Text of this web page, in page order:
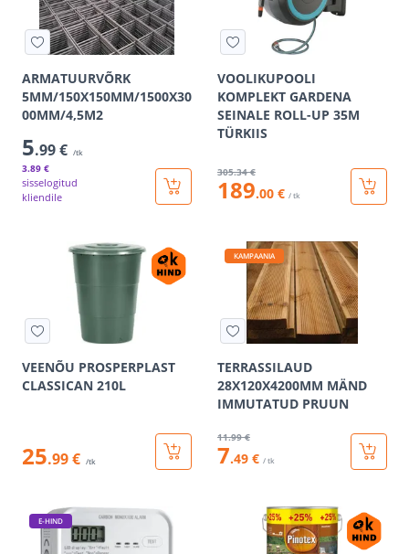
ARMATUURVÕRK
5MM/150X150MM/1500X30
00MM/4,5M2
5.99 € /tk
3.89 €
sisselogitud
kliendile
VOOLIKUPOOLI
KOMPLEKT GARDENA
SEINALE ROLL-UP 35M
TÜRKIIS
305.34 €
189.00 € / tk
VEENÕU PROSPERPLAST
CLASSICAN 210L
25.99 € /tk
KAMPAANIA
TERRASSILAUD
28X120X4200MM MÄND
IMMUTATUD PRUUN
11.99 €
7.49 € / tk
E-HIND